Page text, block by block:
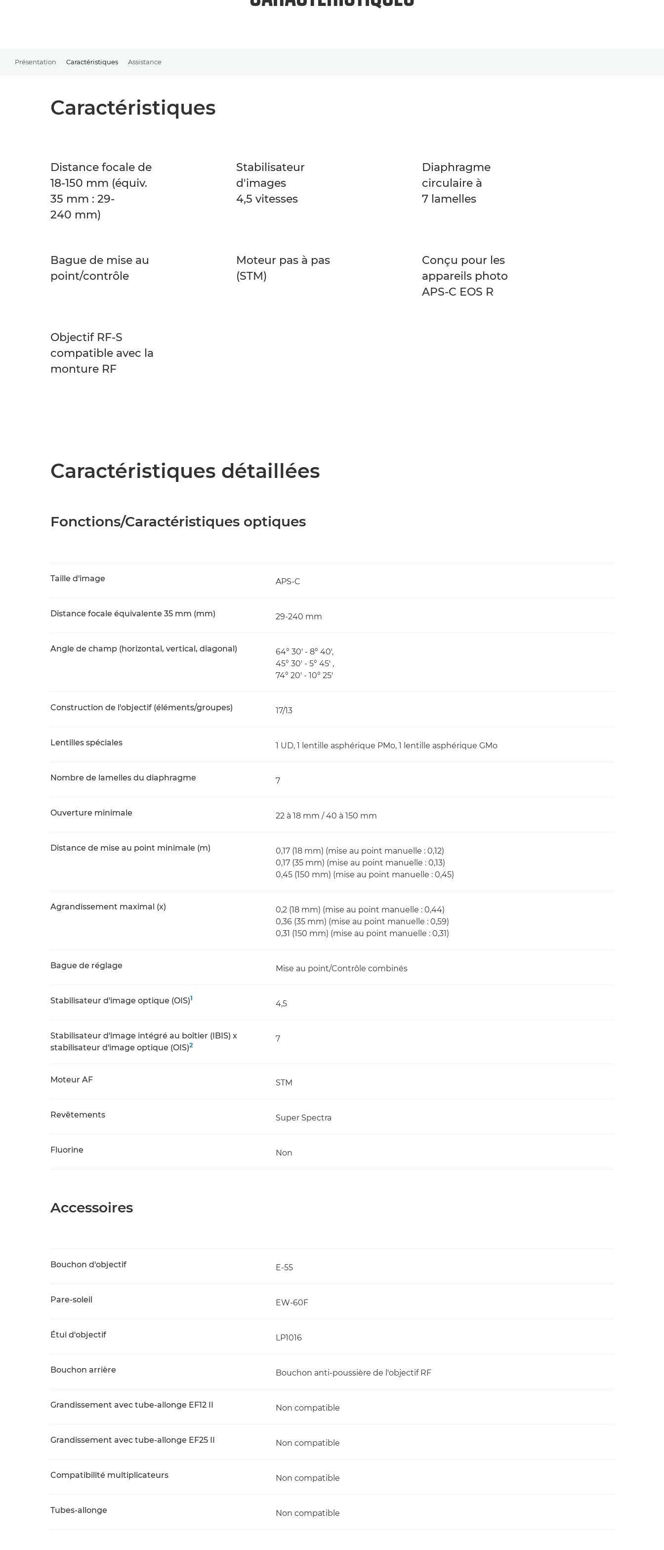
Présentation Caractéristiques Assistance
Caractéristiques
Distance focale de
18-150 mm (équiv.
35 mm : 29-
240 mm)
Stabilisateur
d'images
4,5 vitesses
Diaphragme
circulaire à
7 lamelles
Bague de mise au
point/contrôle
Moteur pas à pas
(STM)
Conçu pour les
appareils photo
APS-C EOS R
Objectif RF-S
compatible avec la
monture RF
Caractéristiques détaillées
Fonctions/Caractéristiques optiques
Taille d'image APS-C
Distance focale équivalente 35 mm (mm) 29-240 mm
Angle de champ (horizontal, vertical, diagonal)
64° 30' - 8° 40',
45° 30' - 5° 45' ,
74° 20' - 10° 25'
Construction de l'objectif (éléments/groupes) 17/13
Lentilles spéciales 1 UD, 1 lentille asphérique PMo, 1 lentille asphérique GMo
Nombre de lamelles du diaphragme 7
Ouverture minimale 22 à 18 mm / 40 à 150 mm
Distance de mise au point minimale (m)
0,17 (18 mm) (mise au point manuelle : 0,12)
0,17 (35 mm) (mise au point manuelle : 0,13)
0,45 (150 mm) (mise au point manuelle : 0,45)
Agrandissement maximal (x)
0,2 (18 mm) (mise au point manuelle : 0,44)
0,36 (35 mm) (mise au point manuelle : 0,59)
0,31 (150 mm) (mise au point manuelle : 0,31)
Bague de réglage Mise au point/Contrôle combinés
Stabilisateur d'image optique (OIS)1
4,5
Stabilisateur d'image intégré au boîtier (IBIS) x
stabilisateur d'image optique (OIS)2
7
Moteur AF STM
Revêtements Super Spectra
Fluorine Non
Accessoires
Bouchon d'objectif E-55
Pare-soleil EW-60F
Étui d'objectif LP1016
Bouchon arrière Bouchon anti-poussière de l'objectif RF
Grandissement avec tube-allonge EF12 II Non compatible
Grandissement avec tube-allonge EF25 II Non compatible
Compatibilité multiplicateurs Non compatible
Tubes-allonge Non compatible